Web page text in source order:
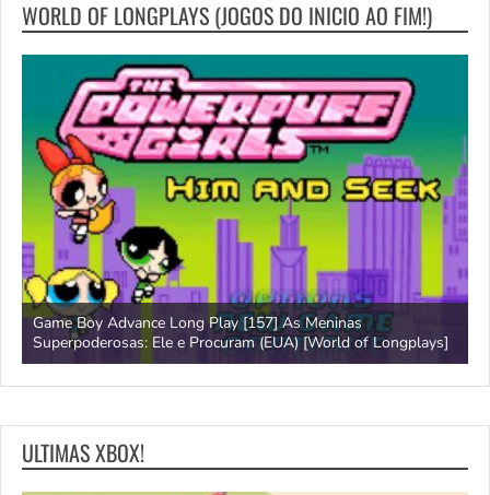
WORLD OF LONGPLAYS (JOGOS DO INICIO AO FIM!)
Game Boy Advance Long Play [157] As Meninas
Superpoderosas: Ele e Procuram (EUA) [World of Longplays]
ULTIMAS XBOX!